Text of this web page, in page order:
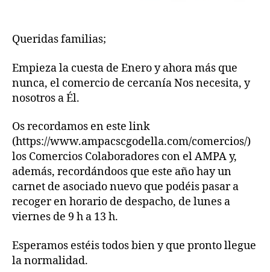
Queridas familias;
Empieza la cuesta de Enero y ahora más que
nunca, el comercio de cercanía Nos necesita, y
nosotros a Él.
Os recordamos en este link
(https://www.ampacscgodella.com/comercios/)
los Comercios Colaboradores con el AMPA y,
además, recordándoos que este año hay un
carnet de asociado nuevo que podéis pasar a
recoger en horario de despacho, de lunes a
viernes de 9 h a 13 h.
Esperamos estéis todos bien y que pronto llegue
la normalidad.